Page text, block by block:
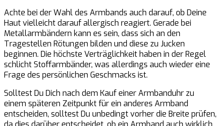
Achte bei der Wahl des Armbands auch darauf, ob Deine
Haut vielleicht darauf allergisch reagiert. Gerade bei
Metallarmbändern kann es sein, dass sich an den
Tragestellen Rötungen bilden und diese zu Jucken
beginnen. Die höchste Verträglichkeit haben in der Regel
schlicht Stoffarmbänder, was allerdings auch wieder eine
Frage des persönlichen Geschmacks ist.
Solltest Du Dich nach dem Kauf einer Armbanduhr zu
einem späteren Zeitpunkt für ein anderes Armband
entscheiden, solltest Du unbedingt vorher die Breite prüfen,